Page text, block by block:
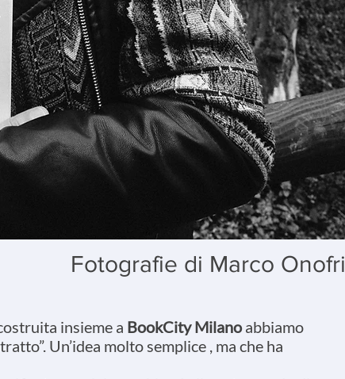
Fotografie di Marco Onofri
insieme a BookCity Milanoabbiamo
Un’idea molto semplice , ma che ha